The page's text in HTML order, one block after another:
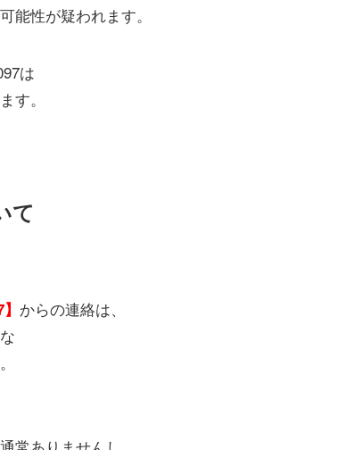
能性が疑われます。
は
す。
て
からの連絡は、